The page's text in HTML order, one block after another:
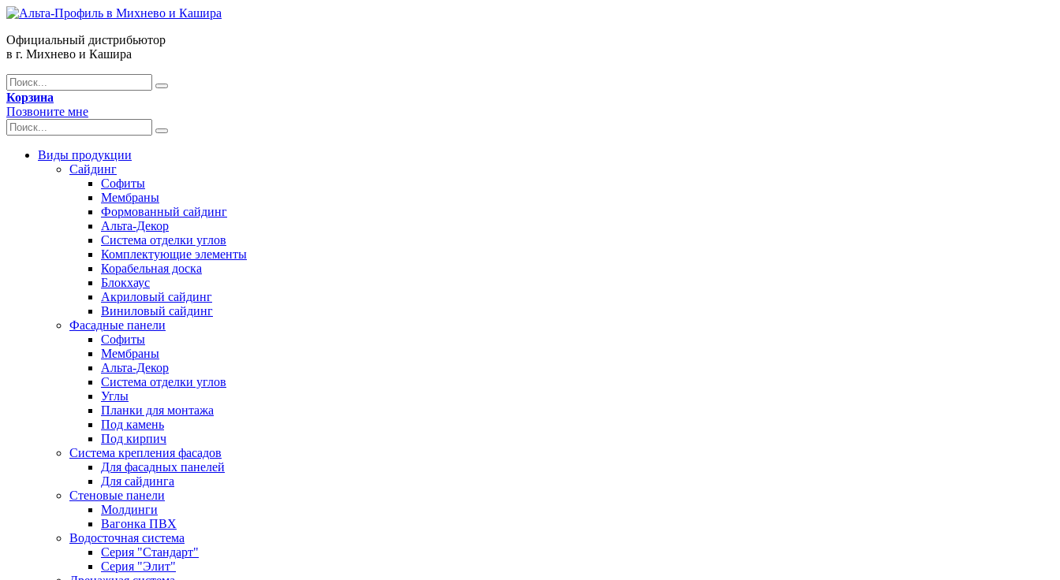
Официальный дистрибьютор
в г. Михнево и Кашира
Корзина
Позвоните мне
Виды продукции
Сайдинг
Софиты
Мембраны
Формованный сайдинг
Альта-Декор
Система отделки углов
Комплектующие элементы
Корабельная доска
Блокхаус
Акриловый сайдинг
Виниловый сайдинг
Фасадные панели
Софиты
Мембраны
Альта-Декор
Система отделки углов
Углы
Планки для монтажа
Под камень
Под кирпич
Система крепления фасадов
Для фасадных панелей
Для сайдинга
Стеновые панели
Молдинги
Вагонка ПВХ
Водосточная система
Серия "Стандарт"
Серия "Элит"